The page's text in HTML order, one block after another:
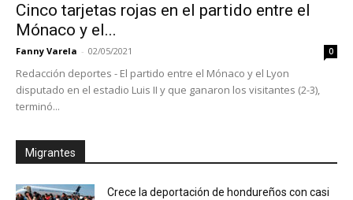
Cinco tarjetas rojas en el partido entre el
Mónaco y el...
Fanny Varela - 02/05/2021 0
Redacción deportes - El partido entre el Mónaco y el Lyon
disputado en el estadio Luis II y que ganaron los visitantes (2-3),
terminó...
Migrantes
Crece la deportación de hondureños con casi